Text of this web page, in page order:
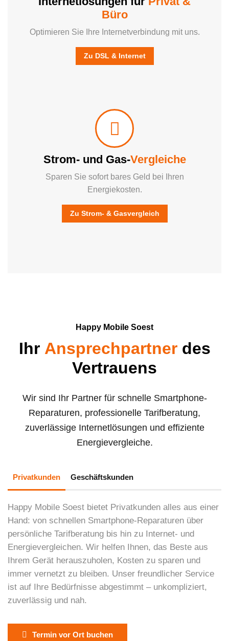
Büro
Optimieren Sie Ihre Internetverbindung mit uns.
Zu DSL & Internet
Strom- und Gas-Vergleiche
Sparen Sie sofort bares Geld bei Ihren
Energiekosten.
Zu Strom- & Gasvergleich
Happy Mobile Soest
Ihr Ansprechpartner des
Vertrauens
Wir sind Ihr Partner für schnelle Smartphone-
Reparaturen, professionelle Tarifberatung,
zuverlässige Internetlösungen und effiziente
Energievergleiche.
Privatkunden Geschäftskunden
Happy Mobile Soest bietet Privatkunden alles aus einer
Hand: von schnellen Smartphone-Reparaturen über
persönliche Tarifberatung bis hin zu Internet- und
Energievergleichen. Wir helfen Ihnen, das Beste aus
Ihrem Gerät herauszuholen, Kosten zu sparen und
immer vernetzt zu bleiben. Unser freundlicher Service
ist auf Ihre Bedürfnisse abgestimmt – unkompliziert,
zuverlässig und nah.
Termin vor Ort buchen